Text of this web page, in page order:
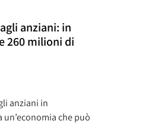
anziani: in
260 milioni di
anziani in
un’economia che può